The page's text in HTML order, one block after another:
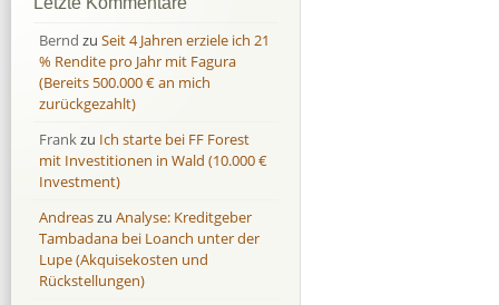
Finbee
43,2%
Finbee (CZK)
0,0 %
HeavyFinance
IUVO Group
-32,2 %
Lenndy
-314,6 %
Moncera
8,0 %
Monestro
9,1 %
Neo Finance
Finbee
35,2%
Finbee (CZK)
0,0 %
HeavyFinance
IUVO Group
-55,0 %
Lenndy
146,5 %
Moncera
11,1 %
Monestro
>1000%
Neo Finance
Bernd zu Seit 4 Jahren erziele ich 21
% Rendite pro Jahr mit Fagura
(Bereits 500.000 € an mich
zurückgezahlt)
Frankzu Ich starte bei FF Forest
mit Investitionen in Wald (10.000 €
Investment)
Andreaszu Analyse: Kreditgeber
Tambadana bei Loanch unter der
Lupe (Akquisekosten und
Rückstellungen)